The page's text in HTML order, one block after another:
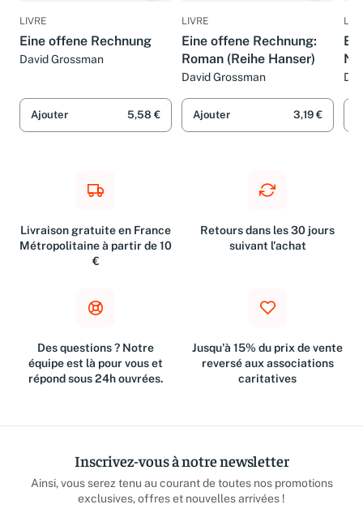
LIVRE
Eine offene Rechnung
David Grossman
Ajouter 5,58 €
LIVRE
Eine offene Rechnung:
Roman (Reihe Hanser)
David Grossman
Ajouter 3,19 €
Livraison gratuite en France
Métropolitaine à partir de 10
€
Retours dans les 30 jours
suivant l'achat
Des questions ? Notre
équipe est là pour vous et
répond sous 24h ouvrées.
Jusqu'à 15% du prix de vente
reversé aux associations
caritatives
Inscrivez-vous à notre newsletter
Ainsi, vous serez tenu au courant de toutes nos promotions
exclusives, offres et nouvelles arrivées !